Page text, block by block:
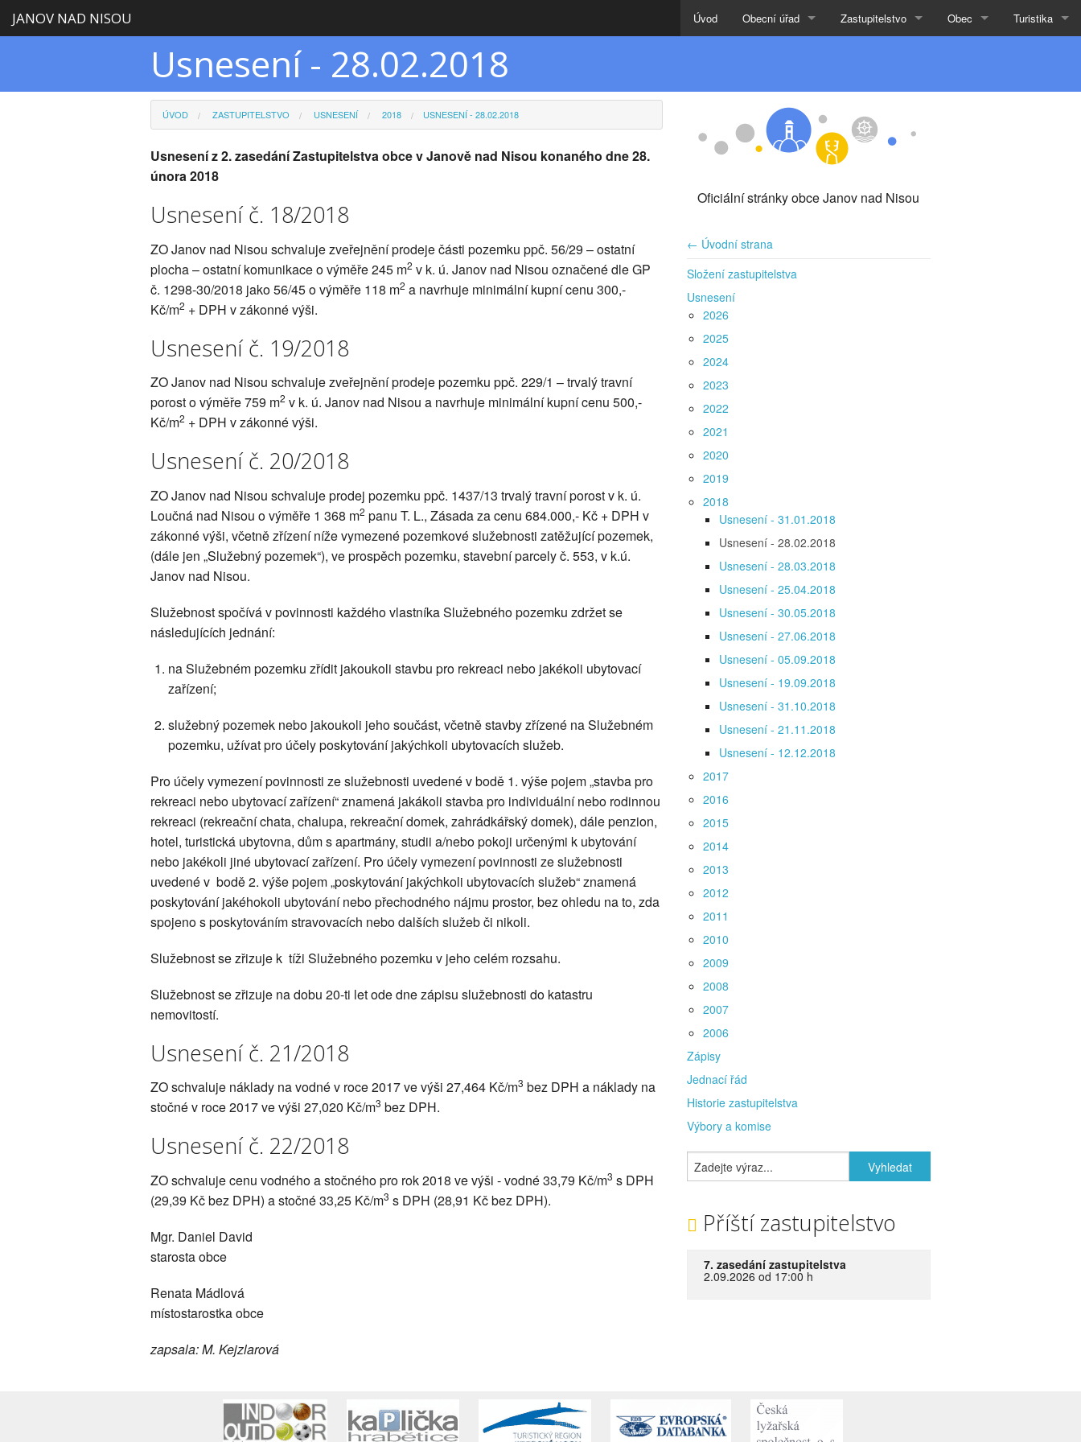
JANOV NAD NISOU Úvod Obecní úřad Zastupitelstvo Obec Turistika
Usnesení - 28.02.2018
ÚVOD ZASTUPITELSTVO USNESENÍ 2018 USNESENÍ - 28.02.2018
Usnesení z 2. zasedání Zastupitelstva obce v Janově nad Nisou konaného dne 28.
února 2018
Usnesení č. 18/2018
ZO Janov nad Nisou schvaluje zveřejnění prodeje části pozemku ppč. 56/29 – ostatní
plocha – ostatní komunikace o výměře 245 m2 v k. ú. Janov nad Nisou označené dle GP
č. 1298-30/2018 jako 56/45 o výměře 118 m2 a navrhuje minimální kupní cenu 300,-
Kč/m2 + DPH v zákonné výši.
Usnesení č. 19/2018
ZO Janov nad Nisou schvaluje zveřejnění prodeje pozemku ppč. 229/1 – trvalý travní
porost o výměře 759 m2 v k. ú. Janov nad Nisou a navrhuje minimální kupní cenu 500,-
Kč/m2 + DPH v zákonné výši.
Usnesení č. 20/2018
ZO Janov nad Nisou schvaluje prodej pozemku ppč. 1437/13 trvalý travní porost v k. ú.
Loučná nad Nisou o výměře 1 368 m2 panu T. L., Zásada za cenu 684.000,- Kč + DPH v
zákonné výši, včetně zřízení níže vymezené pozemkové služebnosti zatěžující pozemek,
(dále jen „Služebný pozemek“), ve prospěch pozemku, stavební parcely č. 553, v k.ú.
Janov nad Nisou.
Služebnost spočívá v povinnosti každého vlastníka Služebného pozemku zdržet se
následujících jednání:
na Služebném pozemku zřídit jakoukoli stavbu pro rekreaci nebo jakékoli ubytovací
zařízení;
služebný pozemek nebo jakoukoli jeho součást, včetně stavby zřízené na Služebném
pozemku, užívat pro účely poskytování jakýchkoli ubytovacích služeb.
Pro účely vymezení povinnosti ze služebnosti uvedené v bodě 1. výše pojem „stavba pro
rekreaci nebo ubytovací zařízení“ znamená jakákoli stavba pro individuální nebo rodinnou
rekreaci (rekreační chata, chalupa, rekreační domek, zahrádkářský domek), dále penzion,
hotel, turistická ubytovna, dům s apartmány, studii a/nebo pokoji určenými k ubytování
nebo jakékoli jiné ubytovací zařízení. Pro účely vymezení povinnosti ze služebnosti
uvedené v bodě 2. výše pojem „poskytování jakýchkoli ubytovacích služeb“ znamená
poskytování jakéhokoli ubytování nebo přechodného nájmu prostor, bez ohledu na to, zda
spojeno s poskytováním stravovacích nebo dalších služeb či nikoli.
Služebnost se zřizuje k tíži Služebného pozemku v jeho celém rozsahu.
Služebnost se zřizuje na dobu 20-ti let ode dne zápisu služebnosti do katastru
nemovitostí.
Usnesení č. 21/2018
ZO schvaluje náklady na vodné v roce 2017 ve výši 27,464 Kč/m3 bez DPH a náklady na
stočné v roce 2017 ve výši 27,020 Kč/m3 bez DPH.
Usnesení č. 22/2018
ZO schvaluje cenu vodného a stočného pro rok 2018 ve výši - vodné 33,79 Kč/m3 s DPH
(29,39 Kč bez DPH) a stočné 33,25 Kč/m3 s DPH (28,91 Kč bez DPH).
Mgr. Daniel David
starosta obce
Renata Mádlová
místostarostka obce
zapsala: M. Kejzlarová
Oficiální stránky obce Janov nad Nisou
← Úvodní strana
Složení zastupitelstva
Usnesení
2026
2025
2024
2023
2022
2021
2020
2019
2018
Usnesení - 31.01.2018
Usnesení - 28.02.2018
Usnesení - 28.03.2018
Usnesení - 25.04.2018
Usnesení - 30.05.2018
Usnesení - 27.06.2018
Usnesení - 05.09.2018
Usnesení - 19.09.2018
Usnesení - 31.10.2018
Usnesení - 21.11.2018
Usnesení - 12.12.2018
2017
2016
2015
2014
2013
2012
2011
2010
2009
2008
2007
2006
Zápisy
Jednací řád
Historie zastupitelstva
Výbory a komise
Příští zastupitelstvo
7. zasedání zastupitelstva
2.09.2026 od 17:00 h